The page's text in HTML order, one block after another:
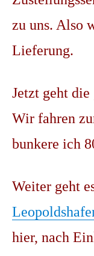
zu uns. Also
Lieferung.
Jetzt geht
Wir fahren
bunkere ich
Weiter geht
hier, nach